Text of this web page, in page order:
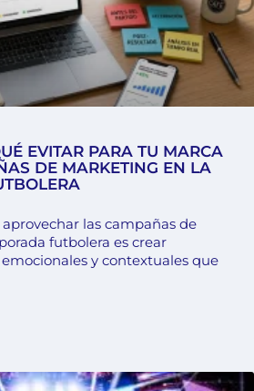
EVITAR PARA TU MARCA
DE MARKETING EN LA
las campañas de
futbolera es crear
y contextuales que